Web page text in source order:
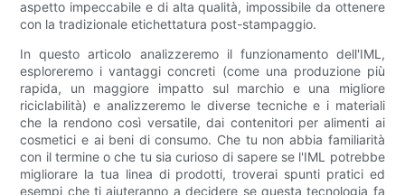
aspetto impeccabile e di alta qualità, impossibile da ottenere
con la tradizionale etichettatura post-stampaggio.
In questo articolo analizzeremo il funzionamento dell'IML,
esploreremo i vantaggi concreti (come una produzione più
rapida, un maggiore impatto sul marchio e una migliore
riciclabilità) e analizzeremo le diverse tecniche e i materiali
che la rendono così versatile, dai contenitori per alimenti ai
cosmetici e ai beni di consumo. Che tu non abbia familiarità
con il termine o che tu sia curioso di sapere se l'IML potrebbe
migliorare la tua linea di prodotti, troverai spunti pratici ed
esempi che ti aiuteranno a decidere se questa tecnologia fa